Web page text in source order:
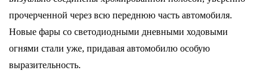
прочерченной через всю переднюю часть автомобиля.
Новые фары со светодиодными дневными ходовыми
огнями стали уже, придавая автомобилю особую
выразительность.